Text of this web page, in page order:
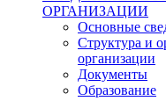
ОРГАНИЗАЦИИ
Основные
Структура и
организации
Документы
Образование